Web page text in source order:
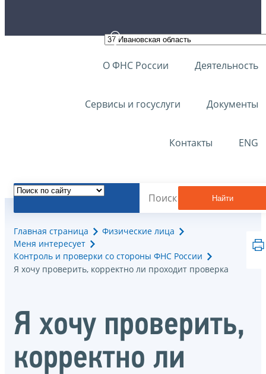
О ФНС России Деятельность
Сервисы и госуслуги Документы
Контакты ENG
Найти
Главная страница
Физические лица
Меня интересует
Контроль и проверки со стороны ФНС России
Я хочу проверить, корректно ли проходит проверка
Я хочу проверить,
корректно ли